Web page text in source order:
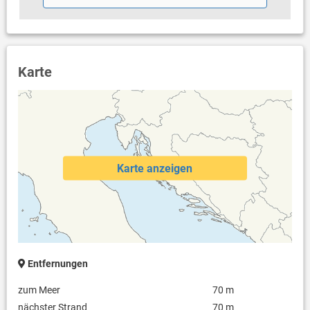
Karte
Karte anzeigen
Entfernungen
zum Meer
70 m
nächster Strand
70 m